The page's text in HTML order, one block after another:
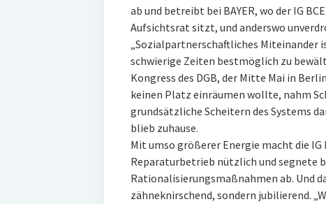
ab und betreibt bei BAYER, wo der IG
Aufsichtsrat sitzt, und anderswo
„Sozialpartnerschaftliches Miteinander
schwierige Zeiten bestmöglich zu
Kongress des DGB, der Mitte Mai in
keinen Platz einräumen wollte, nahm
grundsätzliche Scheitern des Systems
blieb zuhause.
Mit umso größerer Energie macht die
Reparaturbetrieb nützlich und segnete
Rationalisierungsmaßnahmen ab. Und
zähneknirschend, sondern jubilierend.